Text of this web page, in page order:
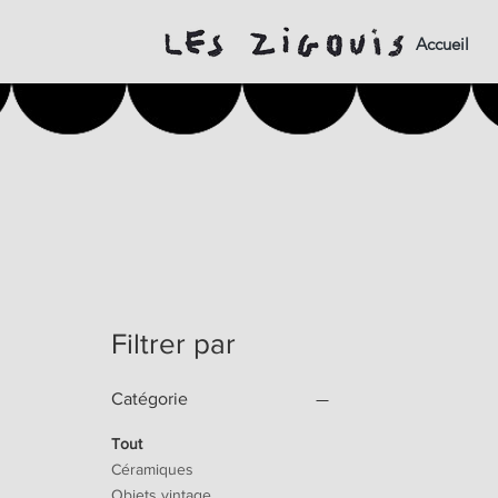
Accueil
Filtrer par
Catégorie
Tout
Céramiques
Objets vintage